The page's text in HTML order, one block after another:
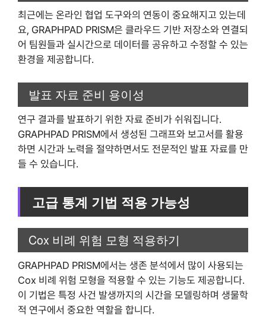
최근에는 온라인 협업 도구와의 연동이 중요해지고 있는데
요, GRAPHPAD PRISM은 클라우드 기반 저장소와 연결되
어 팀원들과 실시간으로 데이터를 공유하고 수정할 수 있는
환경을 제공합니다.
발표 자료 준비 용이성
연구 결과를 발표하기 위한 자료 준비가 쉬워집니다.
GRAPHPAD PRISM에서 생성된 그래프와 보고서를 활용
하면 시간과 노력을 절약하면서도 전문적인 발표 자료를 만
들 수 있습니다.
고급 통계 기법 적용 가능성
Cox 비례 위험 모형 적용하기
GRAPHPAD PRISM에서는 생존 분석에서 많이 사용되는
Cox 비례 위험 모형을 적용할 수 있는 기능도 제공합니다.
이 기법은 특정 사건 발생까지의 시간을 모델링하며 생물학
적 연구에서 중요한 역할을 합니다.